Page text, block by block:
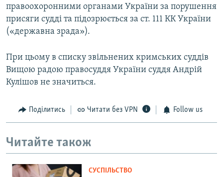
правоохоронними органами України за порушення
присяги судді та підозрюється за ст. 111 КК України
(«державна зрада»).
При цьому в списку звільнених кримських суддів
Вищою радою правосуддя України суддя Андрій
Кулішов не значиться.
Поділитись Читати без VPN Follow us
Читайте також
СУСПІЛЬСТВО